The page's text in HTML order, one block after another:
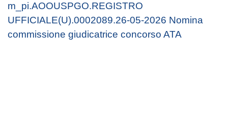
m_pi.AOOUSPGO.REGISTRO
UFFICIALE(U).0002089.26-05-2026 Nomina
commissione giudicatrice concorso ATA